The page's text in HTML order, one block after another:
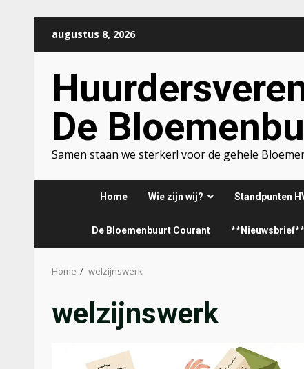
naar
inhoud
augustus 8, 2026
De
Samen staan we sterker! voor de gehele
Home Wie zijn wij? Standpunten
De Bloemenbuurt Courant **Nieuwsbrief**
Home welzijnswerk
welzijnswerk